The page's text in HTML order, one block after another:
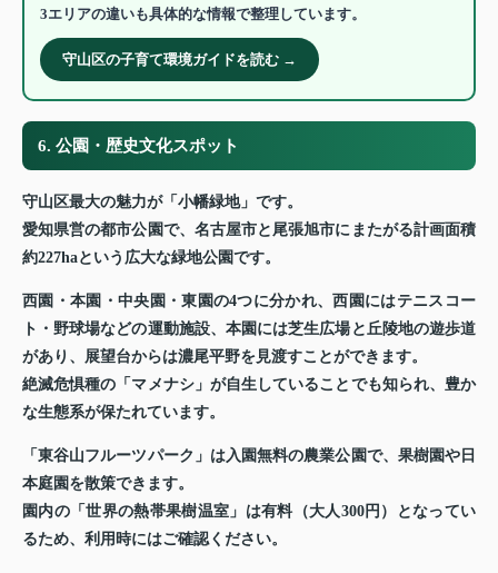
3エリアの違いも具体的な情報で整理しています。
守山区の子育て環境ガイドを読む →
6. 公園・歴史文化スポット
守山区最大の魅力が「小幡緑地」です。
愛知県営の都市公園で、名古屋市と尾張旭市にまたがる計画面積
約227haという広大な緑地公園です。
西園・本園・中央園・東園の4つに分かれ、西園にはテニスコー
ト・野球場などの運動施設、本園には芝生広場と丘陵地の遊歩道
があり、展望台からは濃尾平野を見渡すことができます。
絶滅危惧種の「マメナシ」が自生していることでも知られ、豊か
な生態系が保たれています。
「東谷山フルーツパーク」は入園無料の農業公園で、果樹園や日
本庭園を散策できます。
園内の「世界の熱帯果樹温室」は有料（大人300円）となってい
るため、利用時にはご確認ください。